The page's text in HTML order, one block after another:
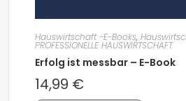
Hauswirtschaft -E-Books,
PROFESSIONELLE HAUSWIRTSCHAFT
Erfolg ist messbar – E-Book
14,99 €